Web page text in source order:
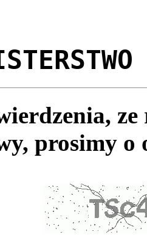
prosimy o